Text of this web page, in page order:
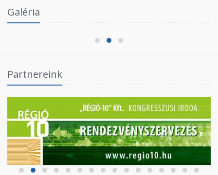
Galéria
Fórumban
2026.06.03.
Partnereink